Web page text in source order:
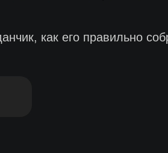
как его правильно